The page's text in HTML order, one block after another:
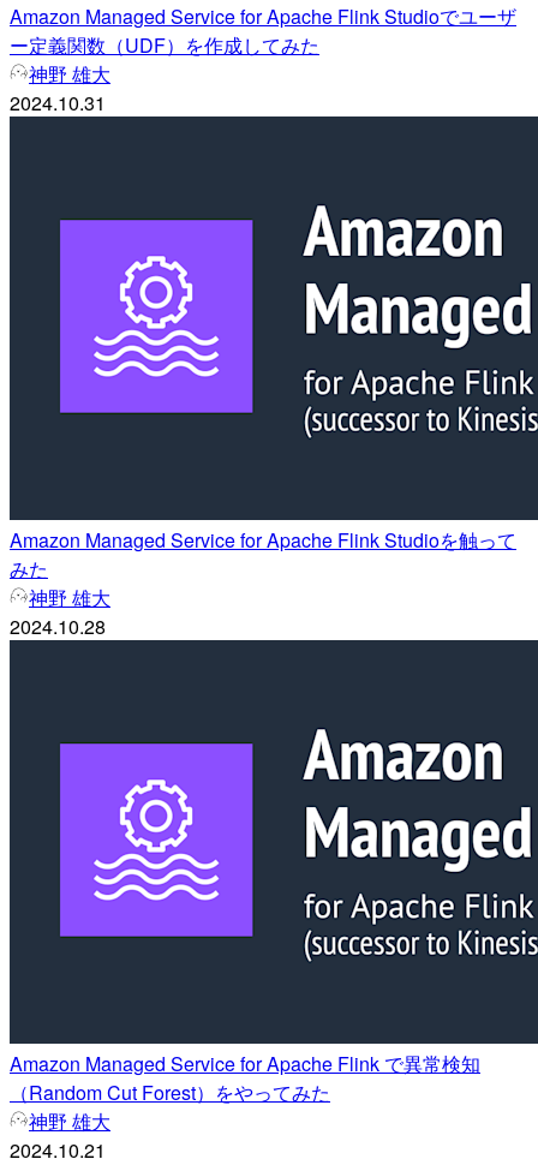
Amazon Managed Service for Apache Flink Studioでユーザ
ー定義関数（UDF）を作成してみた
神野 雄大
2024.10.31
Amazon Managed Service for Apache Flink Studioを触って
みた
神野 雄大
2024.10.28
Amazon Managed Service for Apache Flink で異常検知
（Random Cut Forest）をやってみた
神野 雄大
2024.10.21